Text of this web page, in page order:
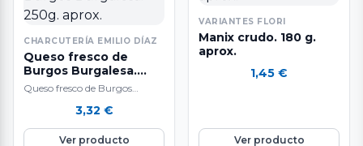
CHARCUTERÍA EMILIO DÍAZ
Queso fresco de
Burgos Burgalesa.
250g. aprox.
Queso fresco de Burgos
3,32 €
Ver producto
VARIANTES FLORI
Manix crudo. 180 g.
aprox.
1,45 €
Ver producto